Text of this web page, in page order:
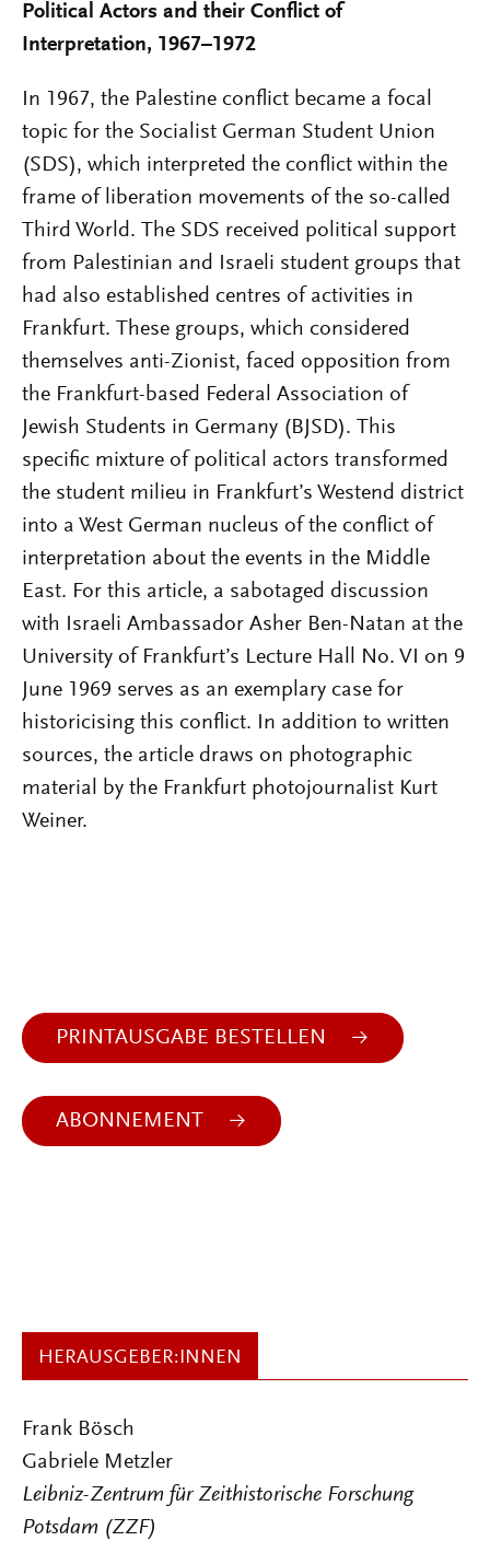
Political Actors and their Conflict of
Interpretation, 1967–1972
In 1967, the Palestine conflict became a focal
topic for the Socialist German Student Union
(SDS), which interpreted the conflict within the
frame of liberation movements of the so-called
Third World. The SDS received political support
from Palestinian and Israeli student groups that
had also established centres of activities in
Frankfurt. These groups, which considered
themselves anti-Zionist, faced opposition from
the Frankfurt-based Federal Association of
Jewish Students in Germany (BJSD). This
specific mixture of political actors transformed
the student milieu in Frankfurt’s Westend district
into a West German nucleus of the conflict of
interpretation about the events in the Middle
East. For this article, a sabotaged discussion
with Israeli Ambassador Asher Ben-Natan at the
University of Frankfurt’s Lecture Hall No. VI on 9
June 1969 serves as an exemplary case for
historicising this conflict. In addition to written
sources, the article draws on photographic
material by the Frankfurt photojournalist Kurt
Weiner.
PRINTAUSGABE BESTELLEN
ABONNEMENT
HERAUSGEBER:INNEN
Frank Bösch
Gabriele Metzler
Leibniz-Zentrum für Zeithistorische Forschung
Potsdam (ZZF)